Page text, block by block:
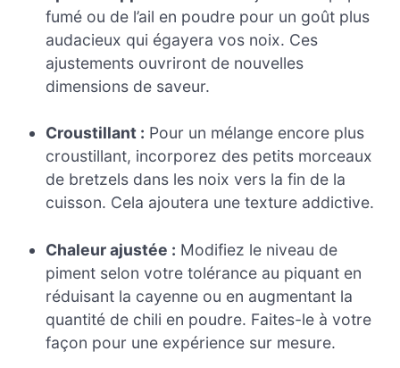
fumé ou de l’ail en poudre pour un goût plus
audacieux qui égayera vos noix. Ces
ajustements ouvriront de nouvelles
dimensions de saveur.
Croustillant : Pour un mélange encore plus
croustillant, incorporez des petits morceaux
de bretzels dans les noix vers la fin de la
cuisson. Cela ajoutera une texture addictive.
Chaleur ajustée : Modifiez le niveau de
piment selon votre tolérance au piquant en
réduisant la cayenne ou en augmentant la
quantité de chili en poudre. Faites-le à votre
façon pour une expérience sur mesure.